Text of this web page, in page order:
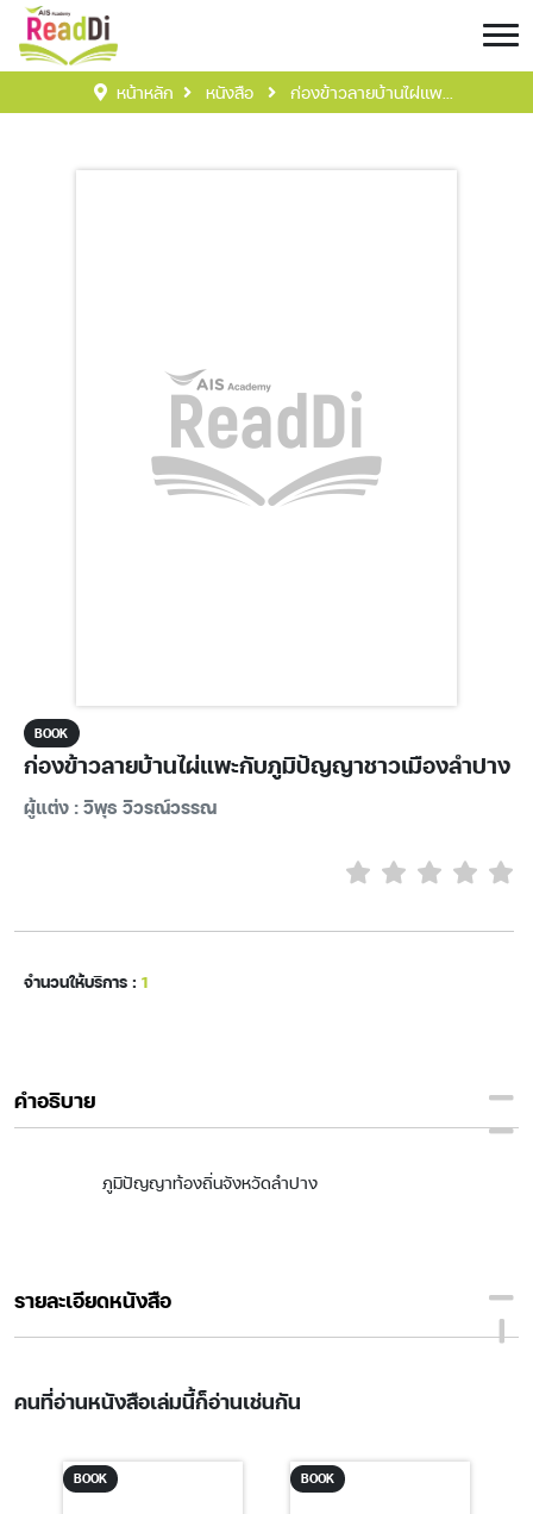
หน้าหลัก หนังสือ ก่องข้าวลายบ้านไผ่แพ...
BOOK
ก่องข้าวลายบ้านไผ่แพะกับภูมิปัญญาชาวเมืองลำปาง
ผู้แต่ง : วิพุธ วิวรณ์วรรณ
จำนวนให้บริการ : 1
คำอธิบาย
ภูมิปัญญาท้องถิ่นจังหวัดลำปาง
รายละเอียดหนังสือ
คนที่อ่านหนังสือเล่มนี้ก็อ่านเช่นกัน
BOOK BOOK